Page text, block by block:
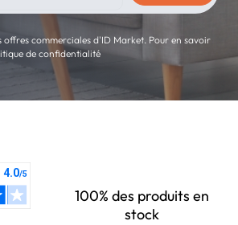
offres commerciales d'ID Market. Pour en savoir
de confidentialité
100% des produits en
stock